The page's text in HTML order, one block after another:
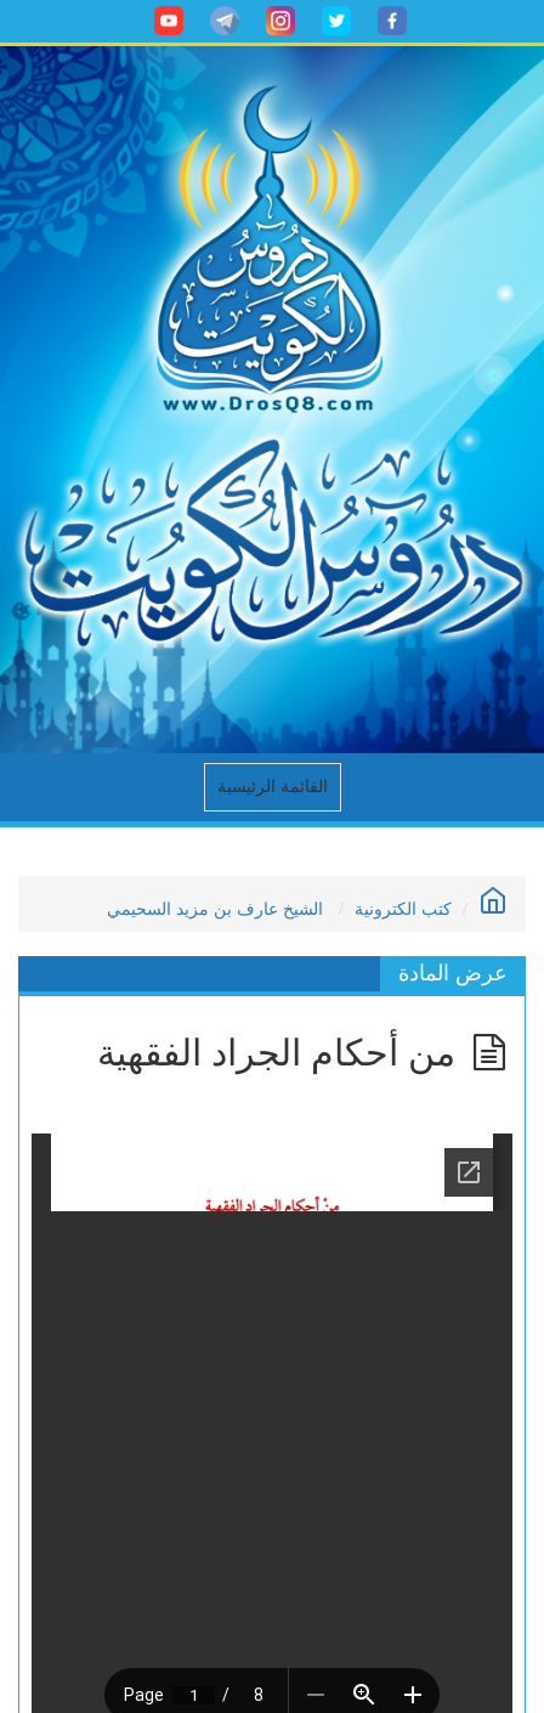
القائمة الرئيسية
كتب الكترونية الشيخ عارف بن مزيد السحيمي
عرض المادة
من أحكام الجراد الفقهية